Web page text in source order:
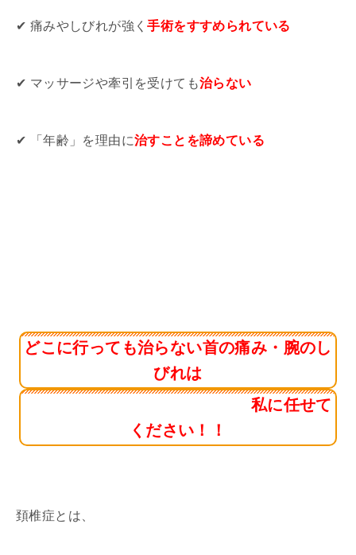
✔ 痛みやしびれが強く手術をすすめられている
✔ マッサージや牽引を受けても治らない
✔ 「年齢」を理由に治すことを諦めている
どこに行っても治らない首の痛み・腕のし
びれは
私に任せて
ください！！
頚椎症とは、